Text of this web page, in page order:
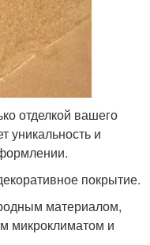
отделкой вашего
уникальность и
покрытие.
материалом,
микроклиматом и